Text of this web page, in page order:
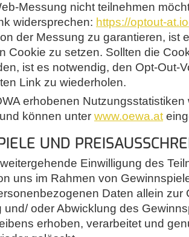
Messung nicht teilnehmen
widersprechen: https://optout-
der Messung zu garantieren, ist
Cookie zu setzen. Sollten die
ist es notwendig, den Opt-Out-
Link zu wiederholen.
erhobenen
können unter www.oewa.at
UND
Einwilligung des
uns im Rahmen von
Daten allein zur
und/ oder Abwicklung des
erhoben, verarbeitet und